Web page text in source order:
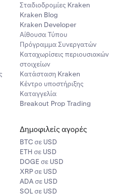
Σταδιοδρομίες Kraken
Kraken Blog
Kraken Developer
Αίθουσα Τύπου
Πρόγραμμα Συνεργατών
Καταχωρίσεις περιουσιακών
στοιχείων
Κατάσταση Kraken
Κέντρο υποστήριξης
Καταγγελία
Breakout Prop Trading
Δημοφιλείς αγορές
BTC σε USD
ETH σε USD
DOGE σε USD
XRP σε USD
ADA σε USD
SOL σε USD